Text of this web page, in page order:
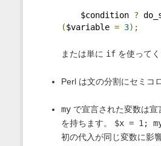
$condition ?
($variable = 3);
または単に ifを使ってく
Perl は文の分割にセミコ
myで宣言された変数は宣
を持ちます。 $x = 1;
初の代入が同じ変数に影